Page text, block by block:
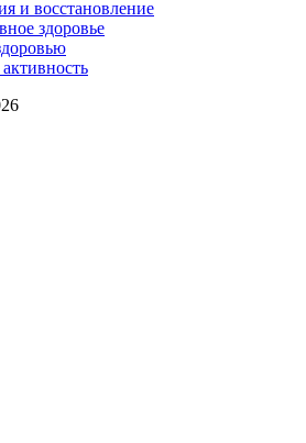
и восстановление
здоровье